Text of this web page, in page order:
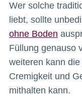
Wer solche
liebt, sollte
ohne Boden
Füllung genauso
weiteren kann die
Cremigkeit und
mithalten kann.